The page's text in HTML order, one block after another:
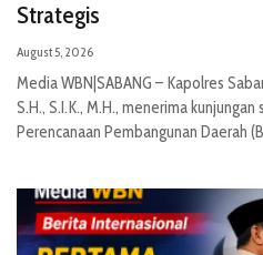
Strategis
August 5, 2026
Media WBN|SABANG – Kapolres
S.H., S.I.K., M.H., menerima
Perencanaan Pembangunan Daerah